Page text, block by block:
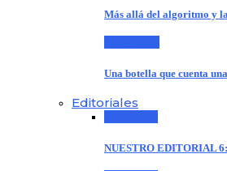
Más allá del algoritmo y
Una botella que cuenta
Editoriales
NUESTRO EDITORIAL